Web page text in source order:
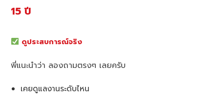
15 ปี
ดูประสบการณ์จริง
พี่แนะนำว่า ลองถามตรงๆ เลยครับ
เคยดูแลงานระดับไหน